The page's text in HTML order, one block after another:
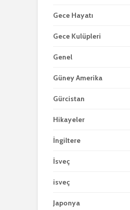
Gece Hayatı
Gece Kulüpleri
Genel
Güney Amerika
Gürcistan
Hikayeler
İngiltere
İsveç
isveç
Japonya